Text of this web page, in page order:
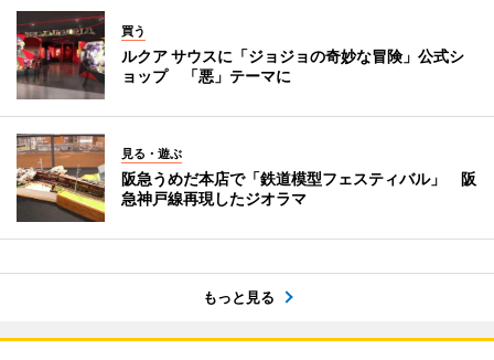
買う
ルクア サウスに「ジョジョの奇妙な冒険」公式シ
ョップ 「悪」テーマに
見る・遊ぶ
阪急うめだ本店で「鉄道模型フェスティバル」 阪
急神戸線再現したジオラマ
もっと見る